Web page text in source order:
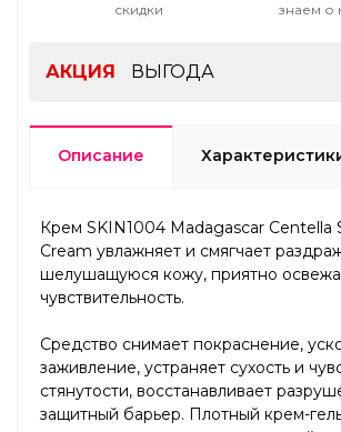
скидки
знаем о
АКЦИЯ ВЫГОДА
Описание
Крем SKIN1004 Madagascar Centella
Cream увлажняет и смягчает
шелушащуюся кожу, приятно
чувствительность.
Средство снимает покраснение,
заживление, устраняет сухость и
стянутости, восстанавливает
защитный барьер. Плотный крем-